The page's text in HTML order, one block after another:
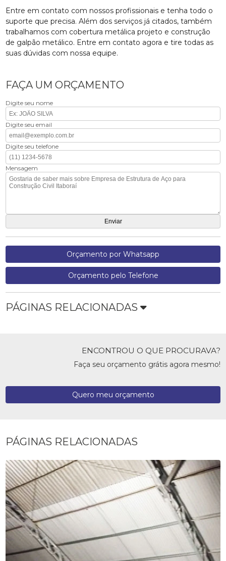
Entre em contato com nossos profissionais e tenha todo o
suporte que precisa. Além dos serviços já citados, também
trabalhamos com cobertura metálica projeto e construção
de galpão metálico. Entre em contato agora e tire todas as
suas dúvidas com nossa equipe.
FAÇA UM ORÇAMENTO
Digite seu nome
Digite seu email
Digite seu telefone
Mensagem
Orçamento por Whatsapp
Orçamento pelo Telefone
PÁGINAS RELACIONADAS
ENCONTROU O QUE PROCURAVA?
Faça seu orçamento grátis agora mesmo!
Quero meu orçamento
PÁGINAS RELACIONADAS